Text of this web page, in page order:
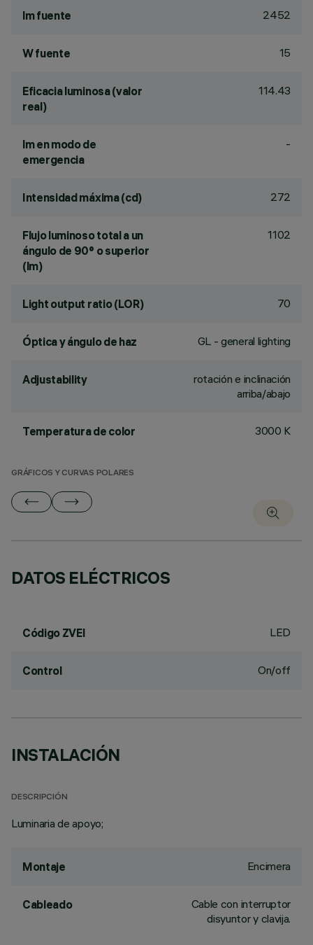
lm fuente 2452
W fuente 15
Eficacia luminosa (valor
real)
114.43
lm en modo de
emergencia
-
Intensidad máxima (cd) 272
Flujo luminoso total a un
ángulo de 90° o superior
(lm)
1102
Light output ratio (LOR) 70
Óptica y ángulo de haz GL - general lighting
Adjustability
rotación e inclinación
arriba/abajo
Temperatura de color 3000 K
GRÁFICOS Y CURVAS POLARES
DATOS ELÉCTRICOS
Código ZVEI LED
Control On/off
INSTALACIÓN
DESCRIPCIÓN
Luminaria de apoyo;
Montaje Encimera
Cableado
Cable con interruptor
disyuntor y clavija.